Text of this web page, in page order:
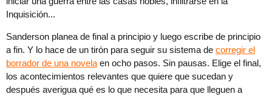
Inquisición...
Sanderson planea de final a principio y luego escribe de principio
a fin. Y lo hace de un tirón para seguir su sistema de corregir el
borrador de una novela en ocho pasos. Sin pausas. Elige el final,
los acontecimientos relevantes que quiere que sucedan y
después averigua qué es lo que necesita para que lleguen a